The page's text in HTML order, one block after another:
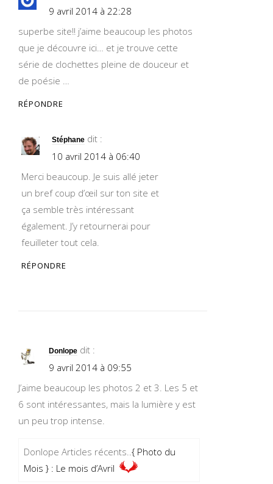
9 avril 2014 à 22:28
superbe site!! j’aime beaucoup les photos
que je découvre ici… et je trouve cette
série de clochettes pleine de douceur et
de poésie …
RÉPONDRE
Stéphane dit :
10 avril 2014 à 06:40
Merci beaucoup. Je suis allé jeter
un bref coup d’œil sur ton site et
ça semble très intéressant
également. J’y retournerai pour
feuilleter tout cela.
RÉPONDRE
Donlope dit :
9 avril 2014 à 09:55
J’aime beaucoup les photos 2 et 3. Les 5 et
6 sont intéressantes, mais la lumière y est
un peu trop intense.
Donlope Articles récents..{ Photo du
Mois } : Le mois d’Avril